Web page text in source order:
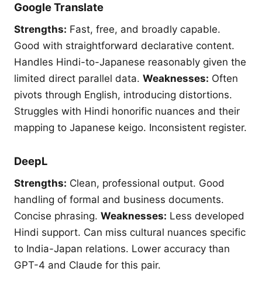
Google Translate
Strengths: Fast, free, and broadly capable.
Good with straightforward declarative content.
Handles Hindi-to-Japanese reasonably given the
limited direct parallel data. Weaknesses: Often
pivots through English, introducing distortions.
Struggles with Hindi honorific nuances and their
mapping to Japanese keigo. Inconsistent register.
DeepL
Strengths: Clean, professional output. Good
handling of formal and business documents.
Concise phrasing. Weaknesses: Less developed
Hindi support. Can miss cultural nuances specific
to India-Japan relations. Lower accuracy than
GPT-4 and Claude for this pair.